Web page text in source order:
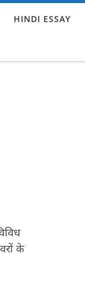
HINDI ESSAY
के